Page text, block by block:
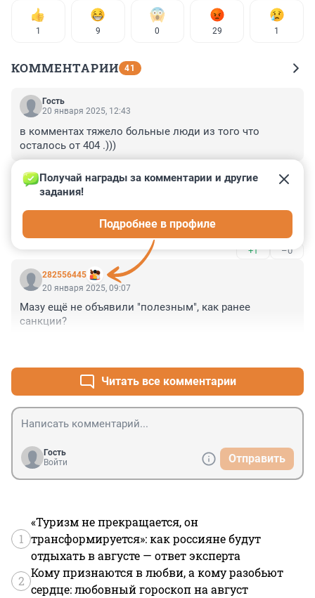
1 9 0 29 1
КОММЕНТАРИИ 41
Гость
20 января 2025, 12:43
в комментах тяжело больные люди из того что
осталось от 404 .)))
–0
Гость
Надо было винты спилить. Там латуни нормально
+1 –0
282556445
Получай награды за комментарии и другие
задания!
Подробнее в профиле
20 января 2025, 09:07
Мазу ещё не объявили "полезным", как ранее
санкции?
Читать все комментарии
Гость
Войти
Отправить
1
«Туризм не прекращается, он
трансформируется»: как россияне будут
отдыхать в августе — ответ эксперта
2
Кому признаются в любви, а кому разобьют
сердце: любовный гороскоп на август